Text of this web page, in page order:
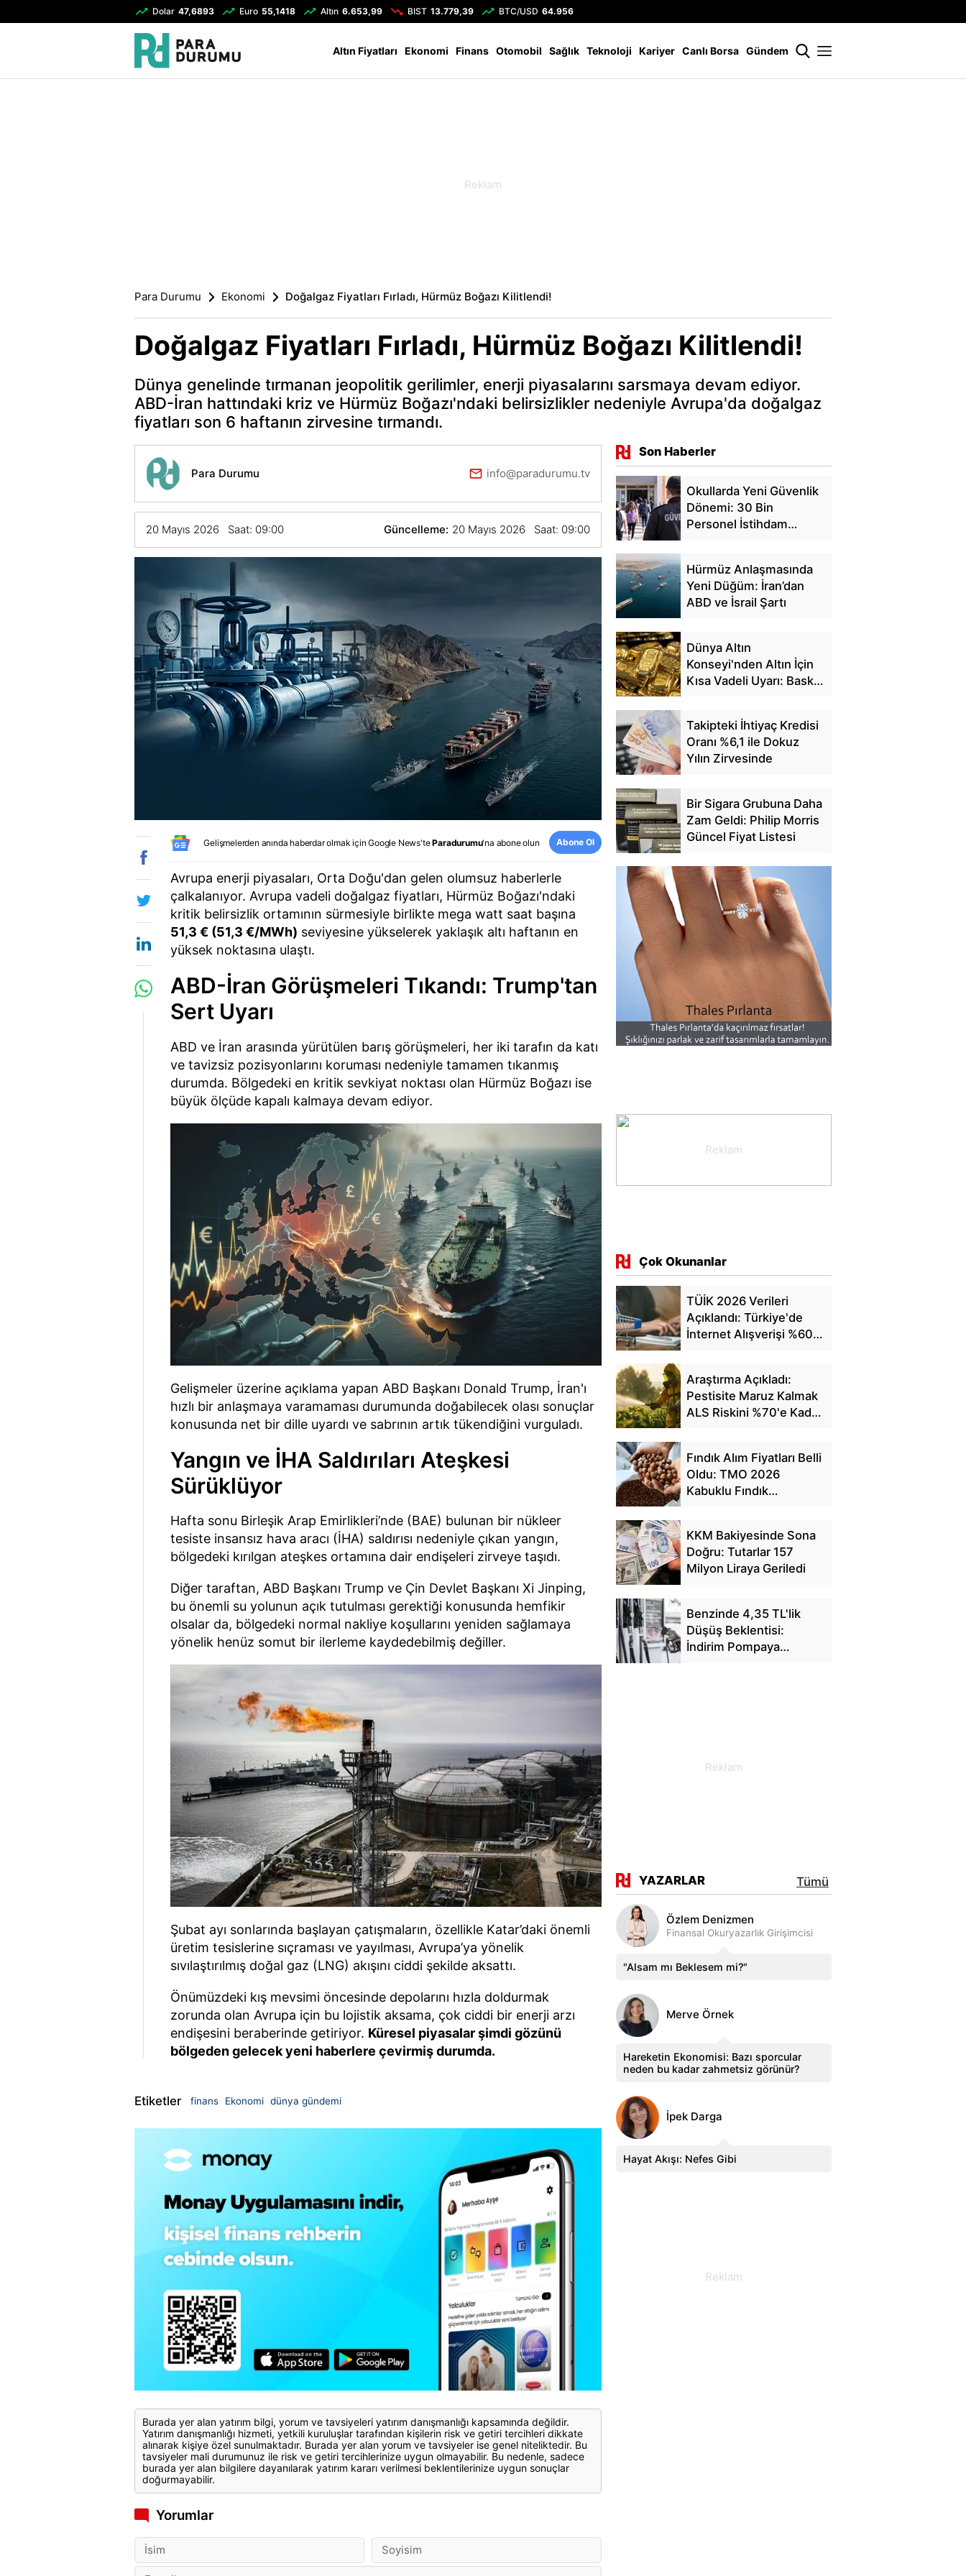
Dolar 47,6893 Euro 55,1418 Altın 6.653,99 BIST 13.779,39 BTC/USD 64.956
Altın Fiyatları Ekonomi Finans Otomobil Sağlık Teknoloji Kariyer Canlı Borsa Gündem
Para Durumu Ekonomi Doğalgaz Fiyatları Fırladı, Hürmüz Boğazı Kilitlendi!
Doğalgaz Fiyatları Fırladı, Hürmüz Boğazı Kilitlendi!
Dünya genelinde tırmanan jeopolitik gerilimler, enerji piyasalarını sarsmaya devam ediyor.
ABD-İran hattındaki kriz ve Hürmüz Boğazı'ndaki belirsizlikler nedeniyle Avrupa'da doğalgaz
fiyatları son 6 haftanın zirvesine tırmandı.
Para Durumu info@paradurumu.tv
20 Mayıs 2026 Saat: 09:00 Güncelleme: 20 Mayıs 2026 Saat: 09:00
Gelişmelerden anında haberdar olmak içinGoogle News'teParadurumu'na abone olun Abone Ol
Avrupa enerji piyasaları, Orta Doğu'dan gelen olumsuz haberlerle
çalkalanıyor. Avrupa vadeli doğalgaz fiyatları, Hürmüz Boğazı'ndaki
kritik belirsizlik ortamının sürmesiyle birlikte mega watt saat başına
51,3 € (51,3 €/MWh) seviyesine yükselerek yaklaşık altı haftanın en
yüksek noktasına ulaştı.
ABD-İran Görüşmeleri Tıkandı: Trump'tan
Sert Uyarı
ABD ve İran arasında yürütülen barış görüşmeleri, her iki tarafın da katı
ve tavizsiz pozisyonlarını koruması nedeniyle tamamen tıkanmış
durumda. Bölgedeki en kritik sevkiyat noktası olan Hürmüz Boğazı ise
büyük ölçüde kapalı kalmaya devam ediyor.
Gelişmeler üzerine açıklama yapan ABD Başkanı Donald Trump, İran'ı
hızlı bir anlaşmaya varamaması durumunda doğabilecek olası sonuçlar
konusunda net bir dille uyardı ve sabrının artık tükendiğini vurguladı.
Yangın ve İHA Saldırıları Ateşkesi
Sürüklüyor
Hafta sonu Birleşik Arap Emirlikleri’nde (BAE) bulunan bir nükleer
tesiste insansız hava aracı (İHA) saldırısı nedeniyle çıkan yangın,
bölgedeki kırılgan ateşkes ortamına dair endişeleri zirveye taşıdı.
Diğer taraftan, ABD Başkanı Trump ve Çin Devlet Başkanı Xi Jinping,
bu önemli su yolunun açık tutulması gerektiği konusunda hemfikir
olsalar da, bölgedeki normal nakliye koşullarını yeniden sağlamaya
yönelik henüz somut bir ilerleme kaydedebilmiş değiller.
Şubat ayı sonlarında başlayan çatışmaların, özellikle Katar’daki önemli
üretim tesislerine sıçraması ve yayılması, Avrupa’ya yönelik
sıvılaştırılmış doğal gaz (LNG) akışını ciddi şekilde aksattı.
Önümüzdeki kış mevsimi öncesinde depolarını hızla doldurmak
zorunda olan Avrupa için bu lojistik aksama, çok ciddi bir enerji arzı
endişesini beraberinde getiriyor. Küresel piyasalar şimdi gözünü
bölgeden gelecek yeni haberlere çevirmiş durumda.
Etiketler finans Ekonomi dünya gündemi
Burada yer alan yatırım bilgi, yorum ve tavsiyeleri yatırım danışmanlığı kapsamında değildir.
Yatırım danışmanlığı hizmeti, yetkili kuruluşlar tarafından kişilerin risk ve getiri tercihleri dikkate
alınarak kişiye özel sunulmaktadır. Burada yer alan yorum ve tavsiyeler ise genel niteliktedir. Bu
tavsiyeler mali durumunuz ile risk ve getiri tercihlerinize uygun olmayabilir. Bu nedenle, sadece
burada yer alan bilgilere dayanılarak yatırım kararı verilmesi beklentilerinize uygun sonuçlar
doğurmayabilir.
Yorumlar
Son Haberler
Okullarda Yeni Güvenlik
Dönemi: 30 Bin
Personel İstihdam
Hürmüz Anlaşmasında
Yeni Düğüm: İran’dan
ABD ve İsrail Şartı
Dünya Altın
Konseyi'nden Altın İçin
Kısa Vadeli Uyarı: Baskı
Takipteki İhtiyaç Kredisi
Oranı %6,1 ile Dokuz
Yılın Zirvesinde
Bir Sigara Grubuna Daha
Zam Geldi: Philip Morris
Güncel Fiyat Listesi
Çok Okunanlar
TÜİK 2026 Verileri
Açıklandı: Türkiye'de
İnternet Alışverişi %60'a
Araştırma Açıkladı:
Pestisite Maruz Kalmak
ALS Riskini %70'e Kadar
Fındık Alım Fiyatları Belli
Oldu: TMO 2026
Kabuklu Fındık
KKM Bakiyesinde Sona
Doğru: Tutarlar 157
Milyon Liraya Geriledi
Benzinde 4,35 TL'lik
Düşüş Beklentisi:
İndirim Pompaya
YAZARLAR Tümü
Özlem Denizmen
Finansal Okuryazarlık Girişimcisi
"Alsam mı Beklesem mi?"
Merve Örnek
Hareketin Ekonomisi: Bazı sporcular
neden bu kadar zahmetsiz görünür?
İpek Darga
Hayat Akışı: Nefes Gibi